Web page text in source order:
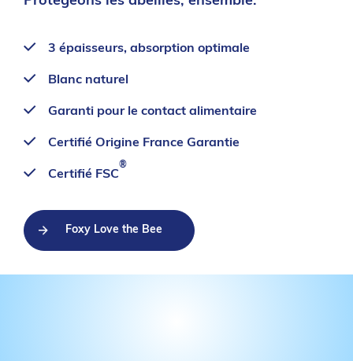
3 épaisseurs, absorption optimale
Blanc naturel
Garanti pour le contact alimentaire
Certifié Origine France Garantie
Certifié FSC
®
Foxy Love the Bee